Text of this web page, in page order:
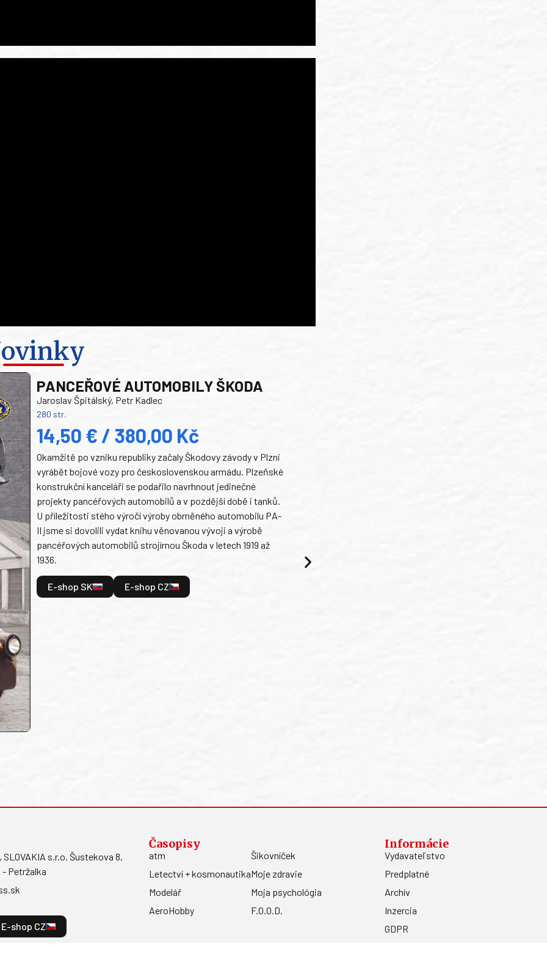
PANCEŘOVÉ AUTOMOBILY ŠKODA
Jaroslav Špitálský, Petr Kadlec
280 str.
14,50 € / 380,00 Kč
Okamžitě po vzniku republiky začaly Škodovy závody v Plzni
vyrábět bojové vozy pro československou armádu. Plzeňské
konstrukční kanceláři se podařilo navrhnout jedinečné
projekty pancéřových automobilů a v pozdější době i tanků.
U příležitosti stého výročí výroby obrněného automobilu PA-
II jsme si dovolili vydat knihu věnovanou vývoji a výrobě
pancéřových automobilů strojírnou Škoda v letech 1919 až
1936.
E-shop SK E-shop CZ
SLOVAKIA s.r.o. Šustekova 8,
- Petržalka
E-shop CZ
Časopisy
atm
Letectví + kosmonautika
Modelář
AeroHobby
Šikovníček
Moje zdravie
Moja psychológia
F.O.O.D.
Informácie
Vydavateľstvo
Predplatné
Archív
Inzercia
GDPR